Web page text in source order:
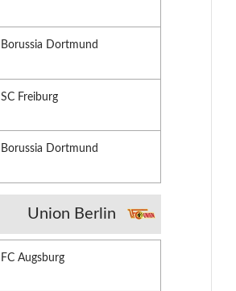
Borussia Dortmund
SC Freiburg
Borussia Dortmund
Union Berlin
FC Augsburg